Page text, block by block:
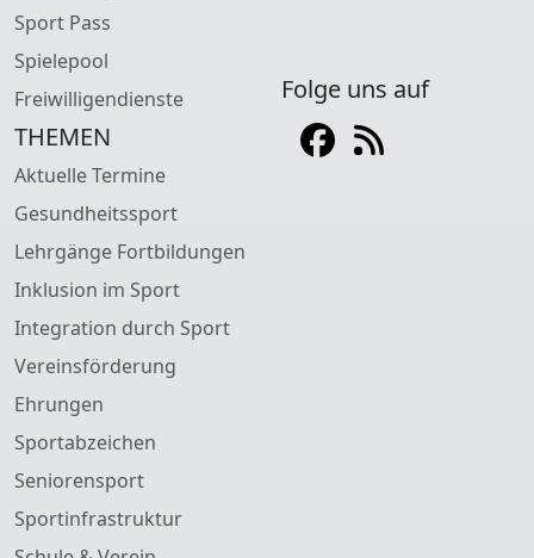
Sport Pass
Spielepool
Freiwilligendienste
THEMEN
Aktuelle Termine
Gesundheitssport
Lehrgänge Fortbildungen
Inklusion im Sport
Integration durch Sport
Vereinsförderung
Ehrungen
Sportabzeichen
Seniorensport
Sportinfrastruktur
Folge uns auf